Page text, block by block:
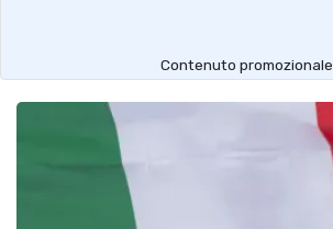
Contenuto promozionale